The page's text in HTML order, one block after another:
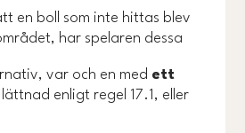
en boll som inte hittas blev
har spelaren dessa
var och en med ett
lättnad enligt regel 17.1, eller